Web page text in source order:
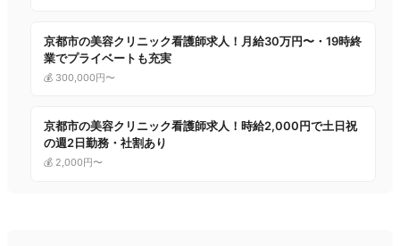
京都市の美容クリニック看護師求人！月給30万円〜・19時終
業でプライベートも充実
💰 300,000円〜
京都市の美容クリニック看護師求人！時給2,000円で土日祝
の週2日勤務・社割あり
💰 2,000円〜